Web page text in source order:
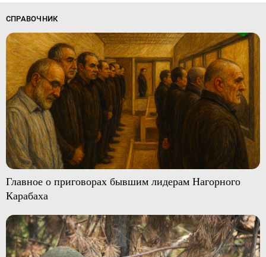
СПРАВОЧНИК
Главное о приговорах бывшим лидерам Нагорного
Карабаха